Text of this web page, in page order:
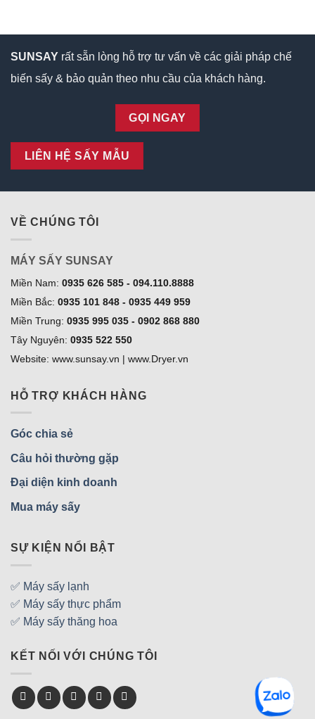
SUNSAY rất sẵn lòng hỗ trợ tư vấn về các giải pháp chế
biến sấy & bảo quản theo nhu cầu của khách hàng.
GỌI NGAY
LIÊN HỆ SẤY MẪU
VỀ CHÚNG TÔI
MÁY SẤY SUNSAY
Miền Nam: 0935 626 585 - 094.110.8888
Miền Bắc: 0935 101 848 - 0935 449 959
Miền Trung: 0935 995 035 - 0902 868 880
Tây Nguyên: 0935 522 550
Website: www.sunsay.vn | www.Dryer.vn
HỖ TRỢ KHÁCH HÀNG
Góc chia sẻ
Câu hỏi thường gặp
Đại diện kinh doanh
Mua máy sấy
SỰ KIỆN NỔI BẬT
✅ Máy sấy lạnh
✅ Máy sấy thực phẩm
✅ Máy sấy thăng hoa
KẾT NỐI VỚI CHÚNG TÔI